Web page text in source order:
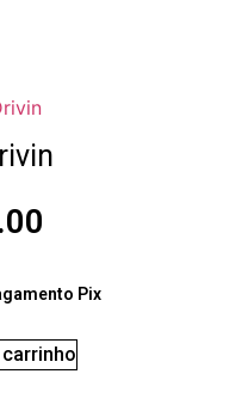
Pix